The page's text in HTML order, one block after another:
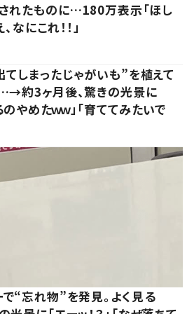
れたものに…180万表示「ほし
、なにこれ！！」
しまったじゃがいも”を植えて
約3ヶ月後、驚きの光景に
のやめたｗｗ」「育ててみたいで
で“忘れ物”を発見。よく見る